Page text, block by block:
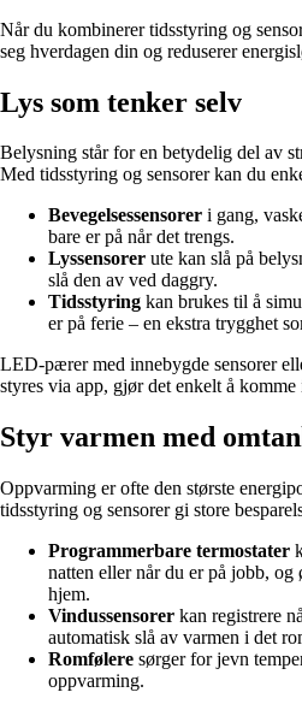
Når du kombinerer tidsstyring og
seg hverdagen din og reduserer
Lys som tenker selv
Belysning står for en betydelig del av
Med tidsstyring og sensorer kan du
Bevegelsessensorer i gang,
bare er på når det trengs.
Lyssensorer ute kan slå på
slå den av ved daggry.
Tidsstyring kan brukes til å
er på ferie – en ekstra trygghet
LED-pærer med innebygde sensorer
styres via app, gjør det enkelt å
Styr varmen med
Oppvarming er ofte den største
tidsstyring og sensorer gi store
Programmerbare termostater
natten eller når du er på jobb,
hjem.
Vindussensorer kan registrere
automatisk slå av varmen i det
Romfølere sørger for jevn
oppvarming.